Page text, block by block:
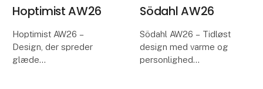
Hoptimist AW26
Hoptimist AW26 –
Design, der spreder
glæde
Södahl AW26
Södahl AW26 – Tidløst
design med varme og
personlighed